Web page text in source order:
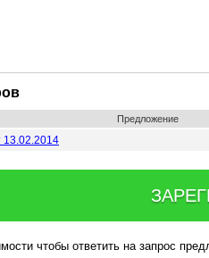
Предложение
13.02.2014
чтобы ответить на запрос